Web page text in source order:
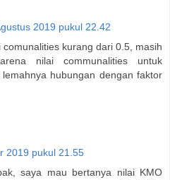
2019 pukul 22.42
kurang dari 0.5, masih
nilai communalities untuk
hubungan dengan faktor
2019 pukul 21.55
saya mau bertanya nilai KMO